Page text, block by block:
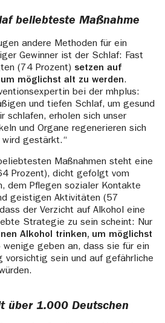
beliebteste Maßnahme
andere Methoden für ein
Gewinner ist der Schlaf: Fast
(74 Prozent) setzen auf
möglichst alt zu werden.
bei der mhplus:
und tiefen Schlaf, um gesund
schlafen, erholen sich unser
und Organe regenerieren sich
wird gestärkt.“
Maßnahmen steht eine
Prozent), dicht gefolgt vom
dem Pflegen sozialer Kontakte
geistigen Aktivitäten (57
der Verzicht auf Alkohol eine
Strategie zu sein scheint: Nur
Alkohol trinken, um möglichst
wenige geben an, dass sie für ein
vorsichtig sein und auf gefährliche
über 1.000 Deutschen